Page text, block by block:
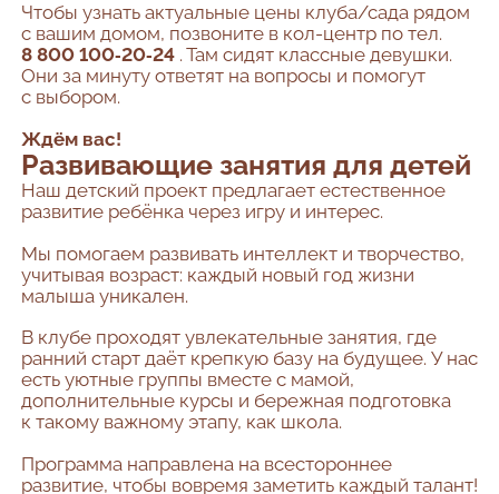
Чтобы узнать актуальные цены клуба/сада рядом
с вашим домом, позвоните в кол-центр по тел.
8 800 100‑20‑24 . Там сидят классные девушки.
Они за минуту ответят на вопросы и помогут
с выбором.
Ждём вас!
Развивающие занятия для детей
Наш детский проект предлагает естественное
развитие ребёнка через игру и интерес.
Мы помогаем развивать интеллект и творчество,
учитывая возраст: каждый новый год жизни
малыша уникален.
В клубе проходят увлекательные занятия, где
ранний старт даёт крепкую базу на будущее. У нас
есть уютные группы вместе с мамой,
дополнительные курсы и бережная подготовка
к такому важному этапу, как школа.
Программа направлена на всестороннее
развитие, чтобы вовремя заметить каждый талант!